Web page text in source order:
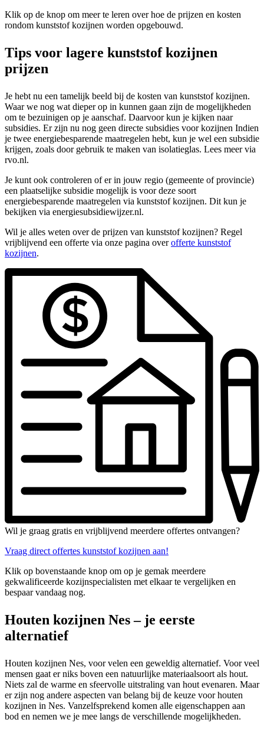
Klik op de knop om meer te leren over hoe de prijzen en kosten
rondom kunststof kozijnen worden opgebouwd.
Tips voor lagere kunststof kozijnen
prijzen
Je hebt nu een tamelijk beeld bij de kosten van kunststof kozijnen.
Waar we nog wat dieper op in kunnen gaan zijn de mogelijkheden
om te bezuinigen op je aanschaf. Daarvoor kun je kijken naar
subsidies. Er zijn nu nog geen directe subsidies voor kozijnen Indien
je twee energiebesparende maatregelen hebt, kun je wel een subsidie
krijgen, zoals door gebruik te maken van isolatieglas. Lees meer via
rvo.nl.
Je kunt ook controleren of er in jouw regio (gemeente of provincie)
een plaatselijke subsidie mogelijk is voor deze soort
energiebesparende maatregelen via kunststof kozijnen. Dit kun je
bekijken via energiesubsidiewijzer.nl.
Wil je alles weten over de prijzen van kunststof kozijnen? Regel
vrijblijvend een offerte via onze pagina overofferte kunststof
kozijnen.
Wil je graag gratis en vrijblijvend meerdere offertes ontvangen?
Vraag direct offertes kunststof kozijnen aan!
Klik op bovenstaande knop om op je gemak meerdere
gekwalificeerde kozijnspecialisten met elkaar te vergelijken en
bespaar vandaag nog.
Houten kozijnen Nes – je eerste
alternatief
Houten kozijnen Nes, voor velen een geweldig alternatief. Voor veel
mensen gaat er niks boven een natuurlijke materiaalsoort als hout.
Niets zal de warme en sfeervolle uitstraling van hout evenaren. Maar
er zijn nog andere aspecten van belang bij de keuze voor houten
kozijnen in Nes. Vanzelfsprekend komen alle eigenschappen aan
bod en nemen we je mee langs de verschillende mogelijkheden.